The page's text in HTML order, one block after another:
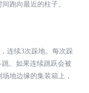
跑向最近的柱子。
连续3次跺地。每次跺
。如果连续跳跃会被
地边缘的集装箱上，